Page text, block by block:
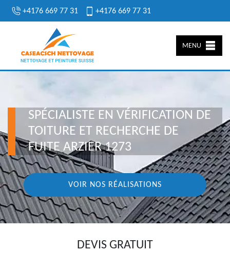
+4176 669 77 31 +4176 669 77 31
MENU
SPÉCIALISTE EN VÉRIFICATION DE
TOITURE ET RECHERCHE DE
FUITE ARZIER 1273
VOIR NOS RÉALISATIONS
DEVIS GRATUIT